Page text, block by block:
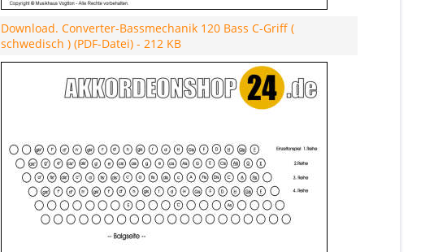
Download. Converter-Bassmechanik 120 Bass C-Griff (
schwedisch ) (PDF-Datei) - 212 KB